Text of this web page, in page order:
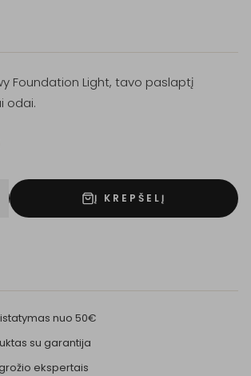
Foundation Light, tavo paslaptį
odai.
Į KREPŠELĮ
nuo 50€
su garantija
ekspertais